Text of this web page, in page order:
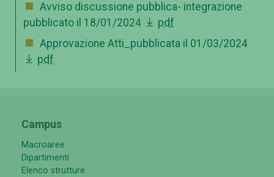
Avviso discussione pubblica- integrazione
pubblicato il 18/01/2024
pdf
Approvazione Atti_pubblicata il 01/03/2024
pdf
Campus
Macroaree
Dipartimenti
Elenco strutture